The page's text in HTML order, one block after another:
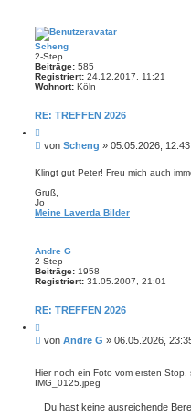
Scheng
2-Step
Beiträge: 585
Registriert: 24.12.2017, 11:21
Wohnort: Köln
RE: TREFFEN 2026
i
t
e
e
n
B
i
r
a
von Scheng » 05.05.2026, 12:43
Klingt gut Peter! Freu mich auch
Gruß,
Jo
Meine Laverda Bilder
Andre G
2-Step
Beiträge: 1958
Registriert: 31.05.2007, 21:01
RE: TREFFEN 2026
i
t
r
e
B
t
a
von Andre G » 06.05.2026,
Hier noch ein Foto vom ersten
IMG_0125.jpeg
Du hast keine ausreichende